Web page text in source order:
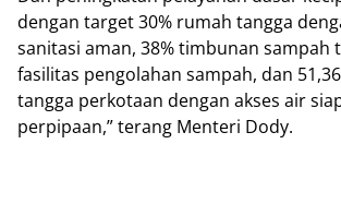
dengan target 30% rumah tangga
sanitasi aman, 38% timbunan sampah
fasilitas pengolahan sampah, dan
tangga perkotaan dengan akses air
perpipaan,” terang Menteri Dody.